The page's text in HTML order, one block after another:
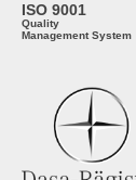
ISO 9001
Quality
Management System